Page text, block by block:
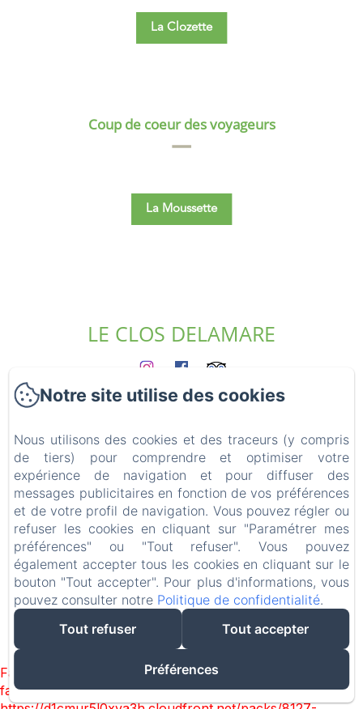
La Clozette
Coup de coeur des voyageurs
La Moussette
LE CLOS DELAMARE
Accueil
Qui sommes nous ?
Expériences
Les environs
Accès & Contact
Blog
FAQ
Mentions légales
Failed to load BookingEngine/index: Loading chunk 8127
failed. (missing:
Notre site utilise des cookies
Nous utilisons des cookies et des traceurs (y compris
de tiers) pour comprendre et optimiser votre
expérience de navigation et pour diffuser des
messages publicitaires en fonction de vos préférences
et de votre profil de navigation. Vous pouvez régler ou
refuser les cookies en cliquant sur "Paramétrer mes
préférences" ou "Tout refuser". Vous pouvez
également accepter tous les cookies en cliquant sur le
bouton "Tout accepter". Pour plus d'informations, vous
pouvez consulter notre Politique de confidentialité.
Tout refuser
Tout accepter
Préférences